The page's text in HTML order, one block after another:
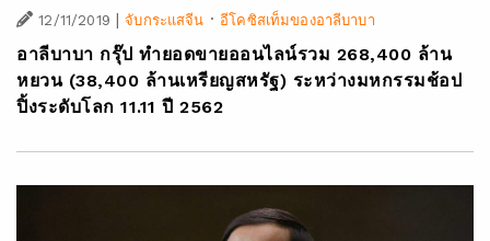
12/11/2019 จับกระแสจีน · อีโคซิสเท็มของอาลีบาบา
อาลีบาบา กรุ๊ป ทำยอดขายออนไลน์รวม 268,400 ล้าน
หยวน (38,400 ล้านเหรียญสหรัฐ) ระหว่างมหกรรมช้อป
ปิ้งระดับโลก 11.11 ปี 2562